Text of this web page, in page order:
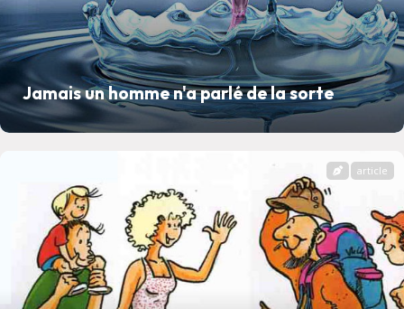
Jamais un homme n'a parlé de la sorte
article